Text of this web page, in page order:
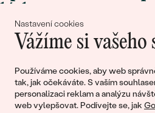
Nastavení cookies
Vážíme si
Používáme cookies, aby web
tak, jak očekáváte. S vaším
personalizaci reklam a analýzu
web vylepšovat. Podívejte se, jak
Připojte se k nám!